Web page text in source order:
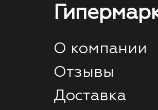
О компании
Отзывы
Доставка